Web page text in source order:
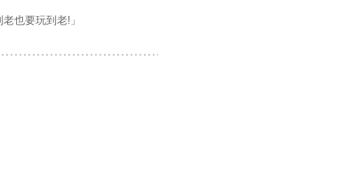
也要玩到老!」